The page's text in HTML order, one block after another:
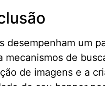
desempenham um
mecanismos de
de imagens e a